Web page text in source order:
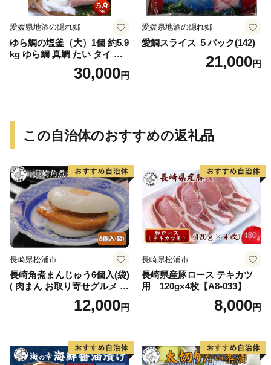
愛媛県地酒の隠れ郷
ゆら鯛の塩釜（大）1個 約5.9
kg ゆら鯛 真鯛 たい タイ 鯛
塩釜焼き 塩釜 魚 魚介類 海鮮
祝い事 お祝い ハレの日 食品
30,000円
愛媛県地酒の隠れ郷
愛鯛スライス ５パック(142)
21,000円
この自治体のおすすめの返礼品
長崎県松浦市
長崎角煮まんじゅう6個入(袋)
( 肉まん お取り寄せグルメ 長
崎 送料無料 角煮 個包装 冷凍
角煮まん )【B2-221】
12,000円
長崎県松浦市
長崎県産豚ロース テキカツ
用 120g×4枚【A8-033】
8,000円